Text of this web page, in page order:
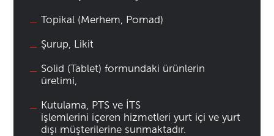
Topikal (Merhem, Pomad)
Şurup, Likit
Solid (Tablet) formundaki ürünlerin
üretimi,
Kutulama, PTS ve İTS
işlemlerini içeren hizmetleri yurt içi ve yurt
dışı müşterilerine sunmaktadır.